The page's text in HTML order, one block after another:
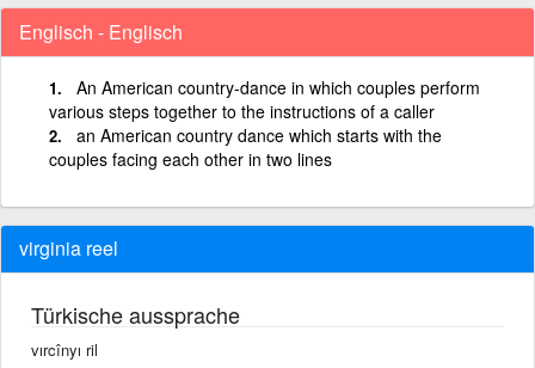
Englisch - Englisch
An American country-dance in which couples perform
various steps together to the instructions of a caller
an American country dance which starts with the
couples facing each other in two lines
virginia reel
Türkische aussprache
vırcînyı ril